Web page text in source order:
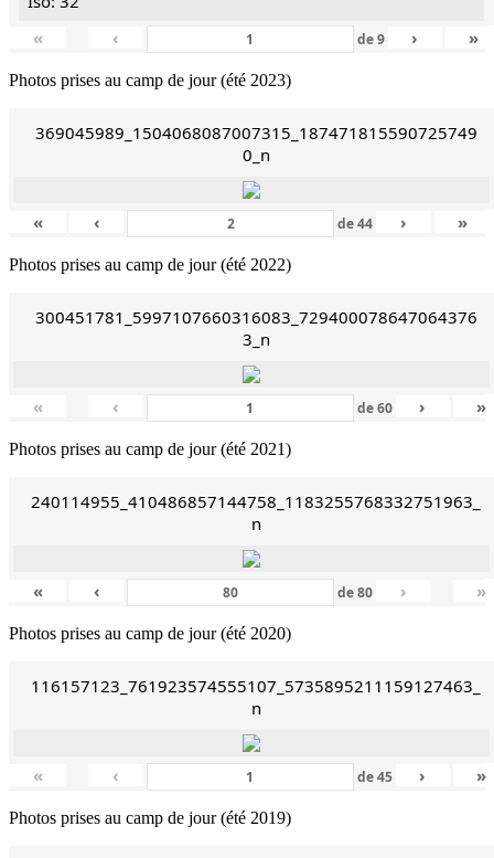
«
‹ de9 › »
Photos prises au camp de jour (été 2023)
369045989_1504068087007315_187471815590725749
0_n
« ‹ de44 › »
Photos prises au camp de jour (été 2022)
300451781_5997107660316083_729400078647064376
3_n
« ‹ de60 › »
Photos prises au camp de jour (été 2021)
240114955_410486857144758_1183255768332751963_
n
« ‹ de80 › »
Photos prises au camp de jour (été 2020)
116157123_761923574555107_5735895211159127463_
n
« ‹ de45 › »
Photos prises au camp de jour (été 2019)